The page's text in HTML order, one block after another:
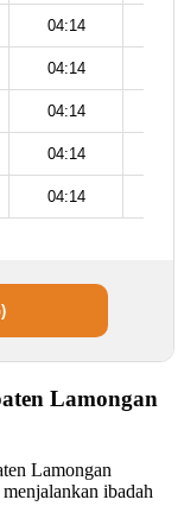
04:14
04:14
04:14
04:14
04:14
Lamongan
Lamongan
ibadah